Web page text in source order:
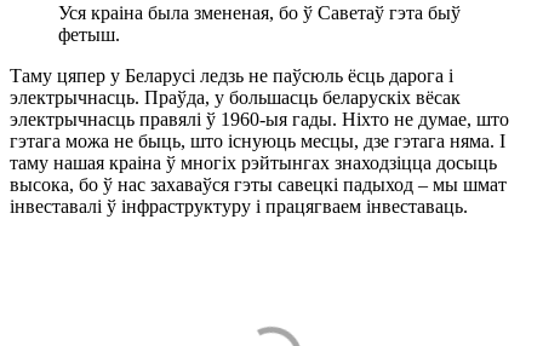
Уся краіна была змененая, бо ў Саветаў гэта быў
фетыш.
Таму цяпер у Беларусі ледзь не паўсюль ёсць дарога і
электрычнасць. Праўда, у большасць беларускіх вёсак
электрычнасць правялі ў 1960-ыя гады. Ніхто не думае, што
гэтага можа не быць, што існуюць месцы, дзе гэтага няма. І
таму нашая краіна ў многіх рэйтынгах знаходзіцца досыць
высока, бо ў нас захаваўся гэты савецкі падыход – мы шмат
інвеставалі ў інфраструктуру і працягваем інвеставаць.